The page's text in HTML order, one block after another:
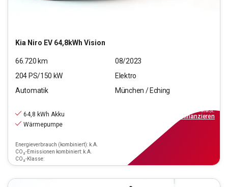
Kia Niro EV 64,8kWh Vision
66.720 km
08/2023
204 PS/150 kW
Elektro
Automatik
München / Eching
64,8 kWh Akku
Wärmepumpe
Energieverbrauch (kombiniert): k.A.
CO₂-Emissionen kombiniert: k.A.
CO₂-Klasse:
inkl.MwSt.
finanzieren